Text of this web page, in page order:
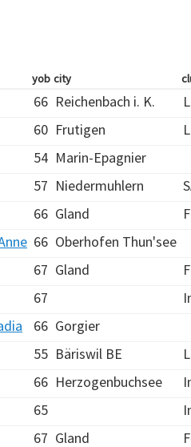
yob city
66 Reichenbach i. K.
60 Frutigen
54 Marin-Epagnier
57 Niedermuhlern
66 Gland
66 Oberhofen Thun'see
67 Gland
67
66 Gorgier
55 Bäriswil BE
66 Herzogenbuchsee
65
67 Gland